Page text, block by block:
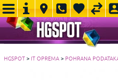
HGSPOT> IT OPREMA> POHRANA